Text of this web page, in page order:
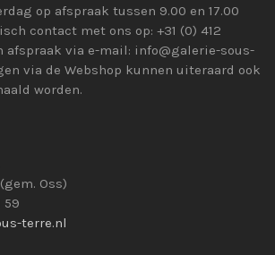
op afspraak tussen 9.00 en 17.00
contact met ons op: +31 (0) 412
afspraak via e-mail: info@galerie-sous-
via de Webshop kunnen uiteraard ook
worden.
Oss)
59
terre.nl